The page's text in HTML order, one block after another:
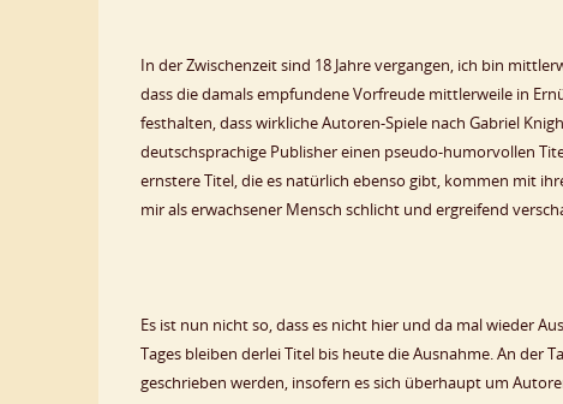
In der Zwischenzeit sind 18 Jahre vergangen, ich bin
dass die damals empfundene Vorfreude mittlerweile in
festhalten, dass wirkliche Autoren-Spiele nach Gabriel
deutschsprachige Publisher einen pseudo-humorvollen
ernstere Titel, die es natürlich ebenso gibt, kommen mit
mir als erwachsener Mensch schlicht und ergreifend
Es ist nun nicht so, dass es nicht hier und da mal wieder
Tages bleiben derlei Titel bis heute die Ausnahme. An der
geschrieben werden, insofern es sich überhaupt um